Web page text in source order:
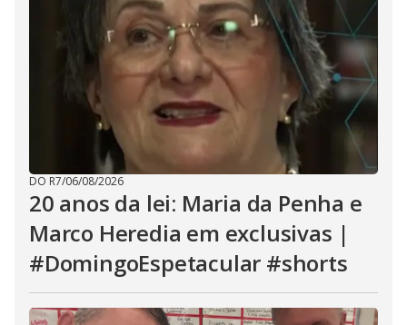
DO R7/06/08/2026
20 anos da lei: Maria da Penha e
Marco Heredia em exclusivas |
#DomingoEspetacular #shorts